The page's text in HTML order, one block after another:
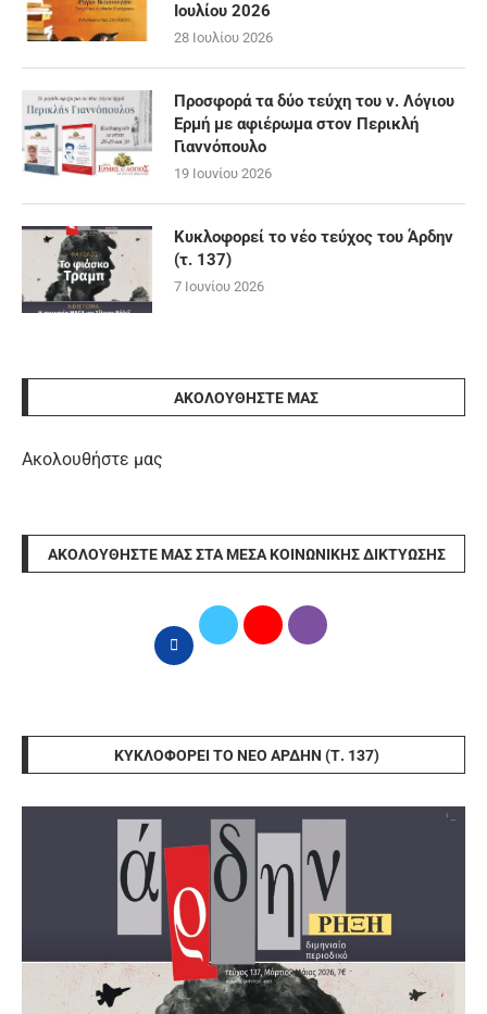
Ιουλίου 2026
28 Ιουλίου 2026
Προσφορά τα δύο τεύχη του ν. Λόγιου
Ερμή με αφιέρωμα στον Περικλή
Γιαννόπουλο
19 Ιουνίου 2026
Κυκλοφορεί το νέο τεύχος του Άρδην
(τ. 137)
7 Ιουνίου 2026
ΑΚΟΛΟΥΘΉΣΤΕ ΜΑΣ
Ακολουθήστε μας
ΑΚΟΛΟΥΘΉΣΤΕ ΜΑΣ ΣΤΑ ΜΈΣΑ ΚΟΙΝΩΝΙΚΉΣ ΔΙΚΤΎΩΣΗΣ
ΚΥΚΛΟΦΟΡΕΊ ΤΟ ΝΈΟ ΆΡΔΗΝ (Τ. 137)